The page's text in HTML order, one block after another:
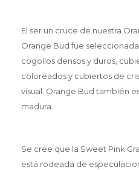
El ser un cruce de nuestra
Orange Bud fue
cogollos densos y duros,
coloreados y cubiertos de
visual. Orange Bud también
madura.
Se cree que la Sweet Pink
está rodeada de